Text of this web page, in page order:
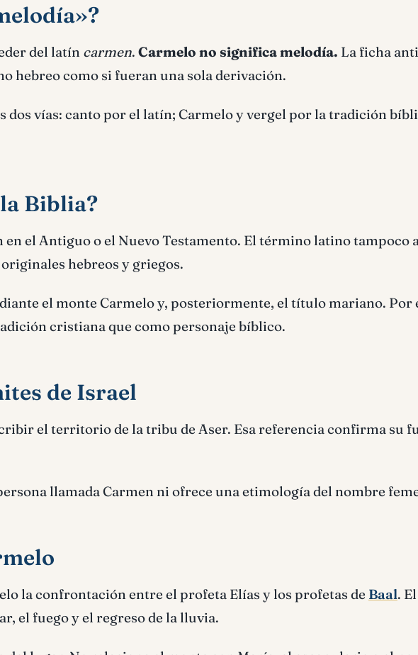
del latín carmen. Carmelo no significa melodía. La ficha
hebreo como si fueran una sola derivación.
dos vías: canto por el latín; Carmelo y vergel por la tradición
Biblia?
el Antiguo o el Nuevo Testamento. El término latino tampoco
hebreos y griegos.
el monte Carmelo y, posteriormente, el título mariano. Por
cristiana que como personaje bíblico.
de Israel
el territorio de la tribu de Aser. Esa referencia confirma su
llamada Carmen ni ofrece una etimología del nombre
la confrontación entre el profeta Elías y los profetas de Baal.
el fuego y el regreso de la lluvia.